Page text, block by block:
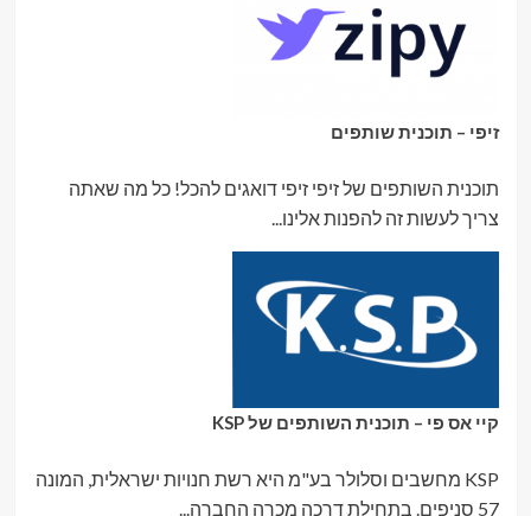
זיפי – תוכנית שותפים
תוכנית השותפים של זיפי זיפי דואגים להכל! כל מה שאתה
צריך לעשות זה להפנות אלינו...
קיי אס פי – תוכנית השותפים של KSP
KSP מחשבים וסלולר בע"מ היא רשת חנויות ישראלית, המונה
57 סניפים. בתחילת דרכה מכרה החברה...